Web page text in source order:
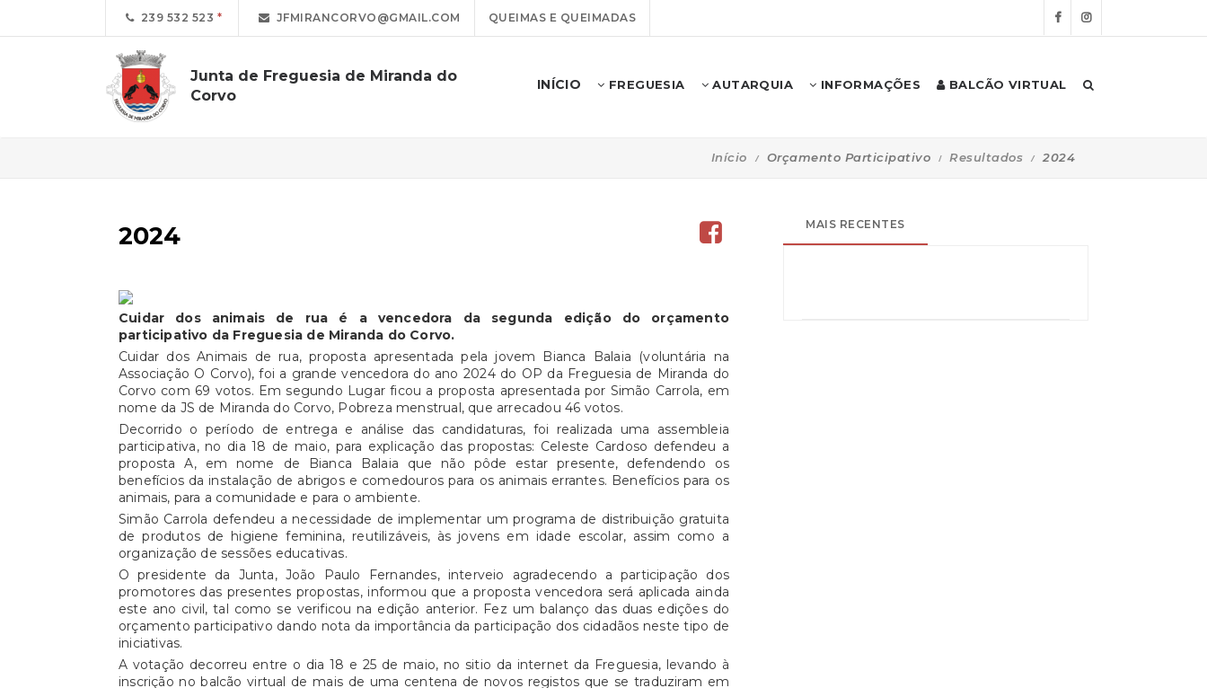
239 532 523 JFMIRANCORVO@GMAIL.COM QUEIMAS E QUEIMADAS
Junta de Freguesia de Miranda do
Corvo
INÍCIO FREGUESIA AUTARQUIA INFORMAÇÕES BALCÃO VIRTUAL
Início Orçamento Participativo Resultados 2024
2024
Cuidar dos animais de rua é a vencedora da segunda edição do orçamento
participativo da Freguesia de Miranda do Corvo.
Cuidar dos Animais de rua, proposta apresentada pela jovem Bianca Balaia (voluntária na
Associação O Corvo), foi a grande vencedora do ano 2024 do OP da Freguesia de Miranda do
Corvo com 69 votos. Em segundo Lugar ficou a proposta apresentada por Simão Carrola, em
nome da JS de Miranda do Corvo, Pobreza menstrual, que arrecadou 46 votos.
Decorrido o período de entrega e análise das candidaturas, foi realizada uma assembleia
participativa, no dia 18 de maio, para explicação das propostas: Celeste Cardoso defendeu a
proposta A, em nome de Bianca Balaia que não pôde estar presente, defendendo os
benefícios da instalação de abrigos e comedouros para os animais errantes. Benefícios para os
animais, para a comunidade e para o ambiente.
Simão Carrola defendeu a necessidade de implementar um programa de distribuição gratuita
de produtos de higiene feminina, reutilizáveis, às jovens em idade escolar, assim como a
organização de sessões educativas.
O presidente da Junta, João Paulo Fernandes, interveio agradecendo a participação dos
promotores das presentes propostas, informou que a proposta vencedora será aplicada ainda
este ano civil, tal como se verificou na edição anterior. Fez um balanço das duas edições do
orçamento participativo dando nota da importância da participação dos cidadãos neste tipo de
iniciativas.
A votação decorreu entre o dia 18 e 25 de maio, no sitio da internet da Freguesia, levando à
inscrição no balcão virtual de mais de uma centena de novos registos que se traduziram em
MAIS RECENTES